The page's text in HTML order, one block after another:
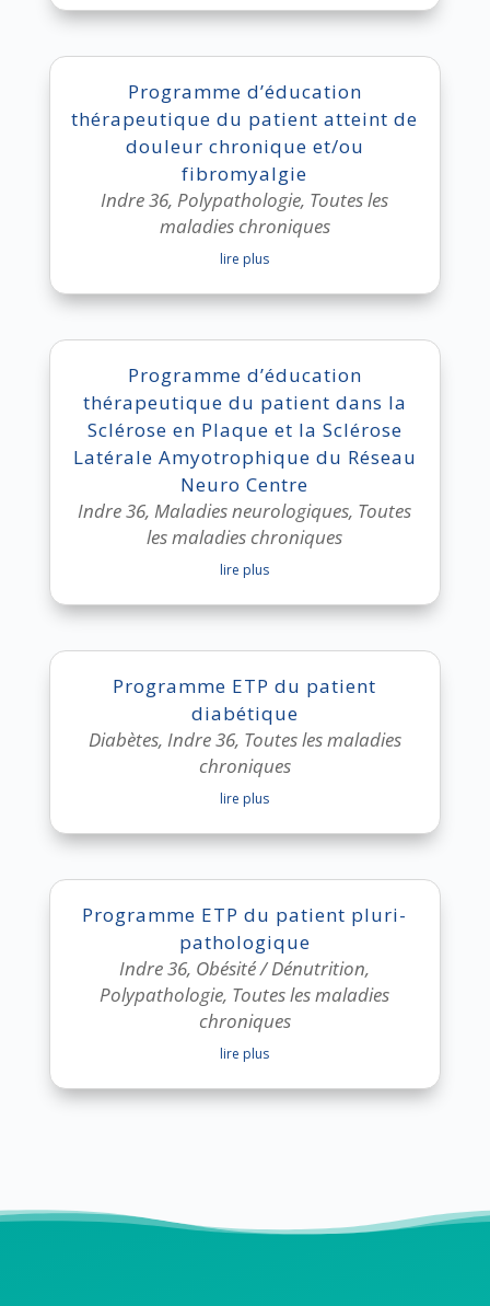
Programme d’éducation
thérapeutique du patient atteint de
douleur chronique et/ou
fibromyalgie
Indre 36,Polypathologie, Toutes les
maladies chroniques
lire plus
Programme d’éducation
thérapeutique du patient dans la
Sclérose en Plaque et la Sclérose
Latérale Amyotrophique du Réseau
Neuro Centre
Indre 36,Maladies neurologiques, Toutes
les maladies chroniques
lire plus
Programme ETP du patient
diabétique
Diabètes, Indre 36, Toutes les maladies
chroniques
lire plus
Programme ETP du patient pluri-
pathologique
Indre 36, Obésité / Dénutrition,
Polypathologie, Toutes les maladies
chroniques
lire plus